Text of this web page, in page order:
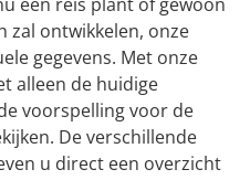
zal ontwikkelen, onze
gegevens. Met onze
alleen de huidige
voorspelling voor de
De verschillende
u direct een overzicht